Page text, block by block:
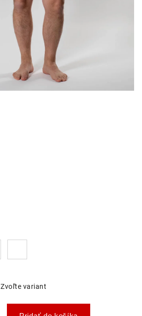
Zvoľte variant